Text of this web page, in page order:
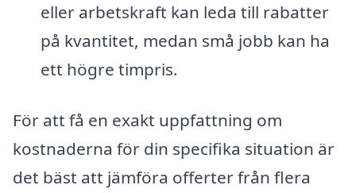
eller arbetskraft kan leda till rabatter
på kvantitet, medan små jobb kan ha
ett högre timpris.
För att få en exakt uppfattning om
kostnaderna för din specifika situation är
det bäst att jämföra offerter från flera